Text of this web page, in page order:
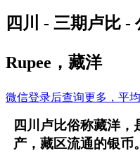
四川 - 三期卢比 -
Rupee，藏洋
微信登录后查询更多，平
四川卢比俗称藏洋
产，藏区流通的银币